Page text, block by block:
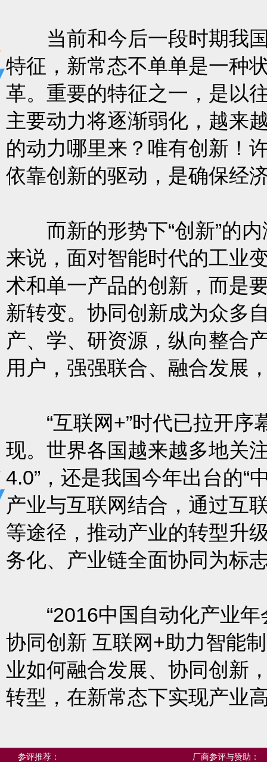
当前和今后一段时期我国
特征，新常态不单单是一种
革。重要的特征之一，是以
主要动力将逐渐弱化，越来
的动力哪里来？唯有创新！
依靠创新的驱动，是确保经
而新的形势下“创新”的内
来说，面对智能时代的工业
术和单一产品的创新，而是
新转变。协同创新成为众多
产、学、研资源，纵向整合
用户，强强联合、融合发展
“互联网+”时代已拉开序
现。世界各国越来越多地关
4.0”，还是我国今年出台的“
产业与互联网结合，通过互
等途径，推动产业的转型升
务化、产业链全面协同为标
“2016中国自动化产业年
协同创新 互联网+助力智能
业如何融合发展、协同创新
转型，在新常态下实现产业
参评推荐： 厂商参评与赞助：